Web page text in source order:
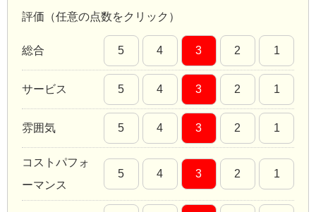
評価（任意の点数をクリック）
総合 5 4 3 2 1
サービス 5 4 3 2 1
雰囲気 5 4 3 2 1
コストパフォ
ーマンス
5 4 3 2 1